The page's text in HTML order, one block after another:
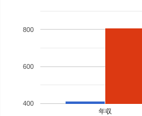
年収
400
600
800